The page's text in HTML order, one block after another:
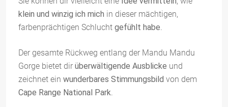
klein und winzig ich mich in dieser mächtigen,
farbenprächtigen Schlucht gefühlt habe.
Der gesamte Rückweg entlang der Mandu Mandu
Gorge bietet dir überwältigende Ausblicke und
zeichnet ein wunderbares Stimmungsbild von dem
Cape Range National Park.